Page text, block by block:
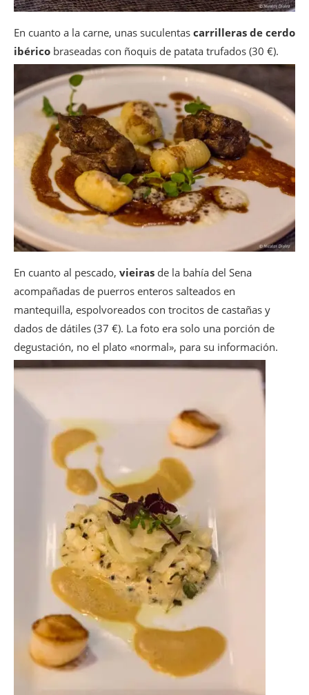
En cuanto a la carne, unas suculentas carrilleras de cerdo
ibérico braseadas con ñoquis de patata trufados (30 €).
En cuanto al pescado, vieiras de la bahía del Sena
acompañadas de puerros enteros salteados en
mantequilla, espolvoreados con trocitos de castañas y
dados de dátiles (37 €). La foto era solo una porción de
degustación, no el plato «normal», para su información.